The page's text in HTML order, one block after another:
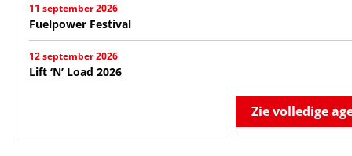
11 september 2026
Fuelpower Festival
12 september 2026
Lift ‘N’ Load 2026
Zie volledige